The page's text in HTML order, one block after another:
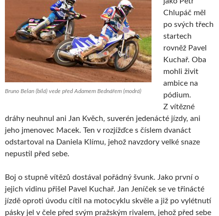
Bruno Belan (bílá) vede před Adamem Bednářem (modrá)
Chlupáč měl
po svých třech
startech
rovněž Pavel
Kuchař. Oba
mohli živit
ambice na
pódium.
Z vítězné
dráhy neuhnul ani Jan Kvěch, suverén jedenácté jízdy, ani
jeho jmenovec Macek. Ten v rozjížďce s číslem dvanáct
odstartoval na Daniela Klímu, jehož navzdory velké snaze
nepustil před sebe.
Boj o stupně vítězů dostával pořádný švunk. Jako první o
jejich vidinu přišel Pavel Kuchař. Jan Jeníček se ve třinácté
jízdě oproti úvodu cítil na motocyklu skvěle a již po vylétnutí
pásky jel v čele před svým pražským rivalem, jehož před sebe